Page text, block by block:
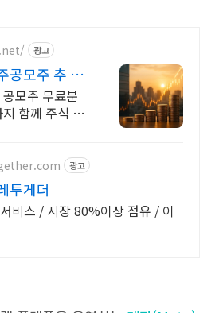
광고
공모주 추 우
모주 무료분
함께 주식 무
광고
투게더
비스 / 시장 80%이상 점유 / 이